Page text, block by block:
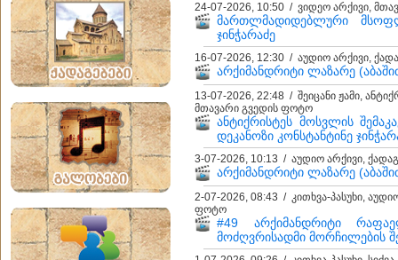
24-07-2026, 10:50 / ვიდეო არქივი,
მართლმადიდებლური
ჯინჭარაძე
16-07-2026, 12:30 / აუდიო არქივი,
არქიმანდრიტი ლაზარე
13-07-2026, 22:48 / შეიცანი ჟამი,
მთავარი გვედის ფოტო
ანტიქრისტეს მოსვლის
დეკანოზი კონსტანტინე
3-07-2026, 10:13 / აუდიო არქივი,
არქიმანდრიტი ლაზარე
2-07-2026, 08:43 / კითხვა-პასუხი,
ფოტო
#49 არქიმანდრიტი
მოძღვრისადმი მორჩილების